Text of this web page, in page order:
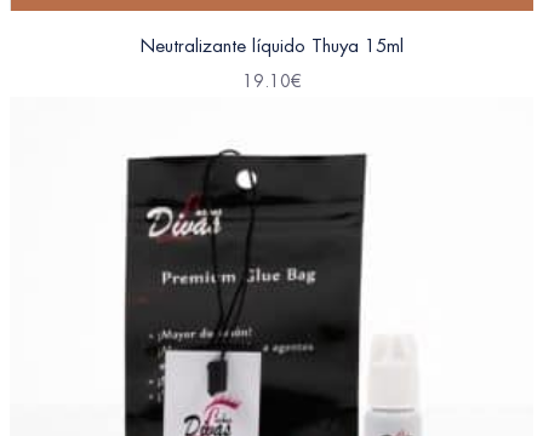
Neutralizante líquido Thuya 15ml
19.10€